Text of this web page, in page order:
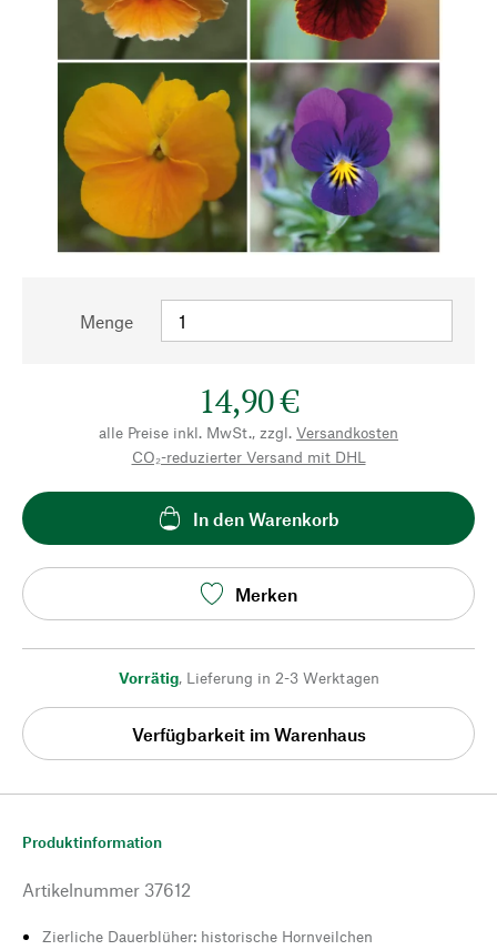
Menge
14,90 €
alle Preise inkl. MwSt., zzgl. Versandkosten
CO₂-reduzierter Versand mit DHL
In den Warenkorb
Merken
Vorrätig, Lieferung in 2-3 Werktagen
Verfügbarkeit im Warenhaus
Produktinformation
Artikelnummer 37612
Zierliche Dauerblüher: historische Hornveilchen